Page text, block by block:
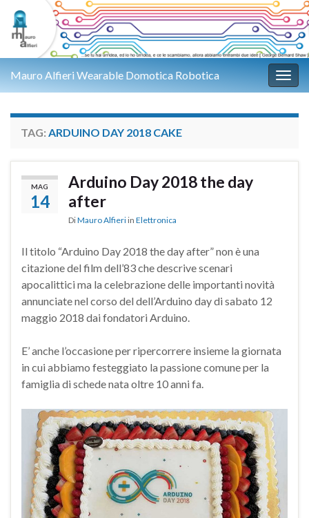
Mauro Alfieri Wearable Domotica Robotica
TAG: ARDUINO DAY 2018 CAKE
MAG
14
Arduino Day 2018 the day
after
DiMauro Alfieri in Elettronica
Il titolo “Arduino Day 2018 the day after” non è una
citazione del film dell’83 che descrive scenari
apocalittici ma la celebrazione delle importanti novità
annunciate nel corso del dell’Arduino day di sabato 12
maggio 2018 dai fondatori Arduino.
E’ anche l’occasione per ripercorrere insieme la giornata
in cui abbiamo festeggiato la passione comune per la
famiglia di schede nata oltre 10 anni fa.